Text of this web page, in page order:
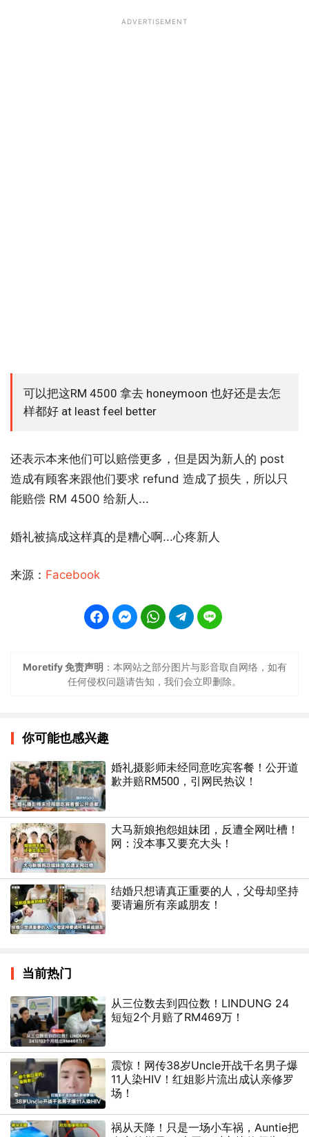
ADVERTISEMENT
可以把这RM 4500 拿去 honeymoon 也好还是去怎
样都好 at least feel better
还表示本来他们可以赔偿更多，但是因为新人的 post
造成有顾客来跟他们要求 refund 造成了损失，所以只
能赔偿 RM 4500 给新人...
婚礼被搞成这样真的是糟心啊...心疼新人
来源： Facebook
Moretify 免责声明 ：本网站之部分图片与影音取自网络，如有
任何侵权问题请告知，我们会立即删除。
你可能也感兴趣
婚礼摄影师未经同意吃宾客餐！公开道
歉并赔RM500，引网民热议！
大马新娘抱怨姐妹团，反遭全网吐槽！
网：没本事又要充大头！
结婚只想请真正重要的人，父母却坚持
要请遍所有亲戚朋友！
当前热门
从三位数去到四位数！LINDUNG 24
短短2个月赔了RM469万！
震惊！网传38岁Uncle开战千名男子爆
11人染HIV！红姐影片流出成认亲修罗
场！
祸从天降！只是一场小车祸，Auntie把